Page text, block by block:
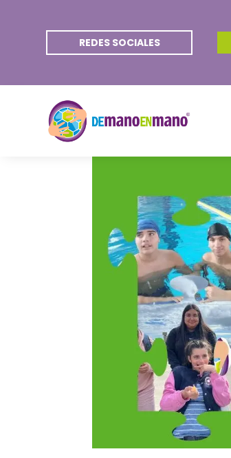
REDES SOCIALES